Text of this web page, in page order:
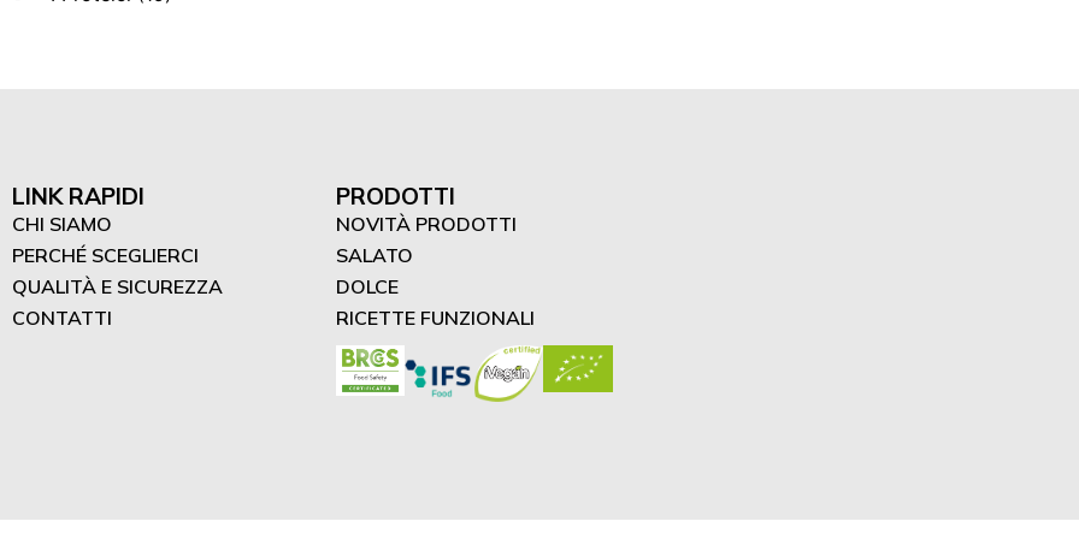
LINK RAPIDI
CHI SIAMO
PERCHÉ SCEGLIERCI
QUALITÀ E SICUREZZA
CONTATTI
PRODOTTI
NOVITÀ PRODOTTI
SALATO
DOLCE
RICETTE FUNZIONALI